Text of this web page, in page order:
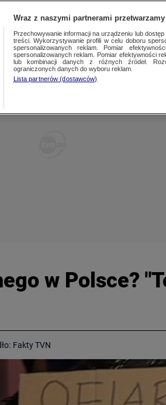
FAKTY O ŚWIECIE
w Polsce?
Fakty TVN
Wraz z naszymi partnerami
Przechowywanie informacji na urządzeniu lub
treści. Wykorzystywanie profili w celu doboru
spersonalizowanych reklam. Pomiar
spersonalizowanych reklam. Pomiar efektywności
lub kombinacji danych z różnych źródeł.
ograniczonych danych do wyboru reklam.
Lista partnerów (dostawców)